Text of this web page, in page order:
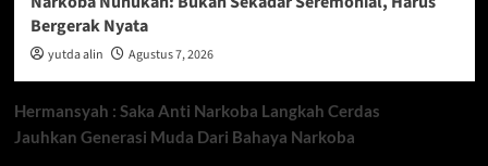
Bergerak Nyata
yutda alin Agustus 7, 2026
Hermansyah : Saka Anti Narkoba Langkah Cerdas
Jauhkan Generasi Muda Dari Bahaya Narkoba